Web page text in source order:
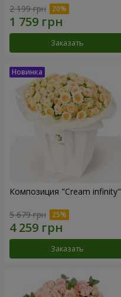
2 199 грн
Заказать
Композиция "Cream infinity"
5 679 грн
Заказать